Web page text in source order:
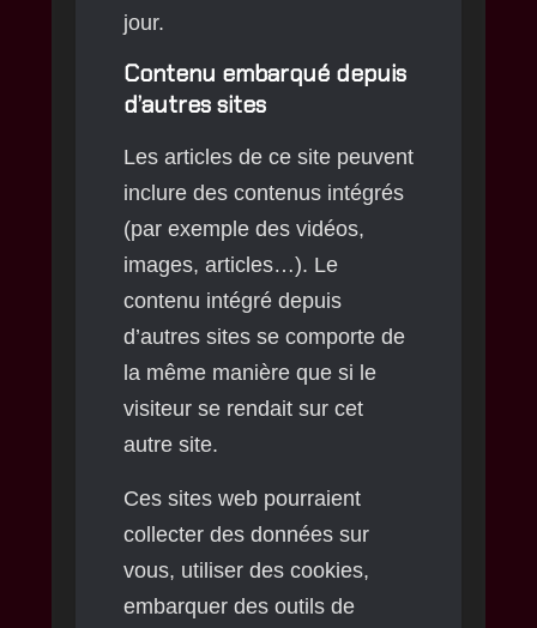
jour.
Contenu embarqué depuis
d’autres sites
Les articles de ce site peuvent
inclure des contenus intégrés
(par exemple des vidéos,
images, articles…). Le
contenu intégré depuis
d’autres sites se comporte de
la même manière que si le
visiteur se rendait sur cet
autre site.
Ces sites web pourraient
collecter des données sur
vous, utiliser des cookies,
embarquer des outils de